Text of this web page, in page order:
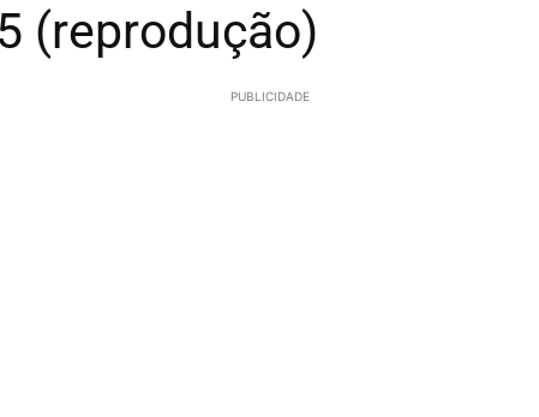
(reprodução)
PUBLICIDADE